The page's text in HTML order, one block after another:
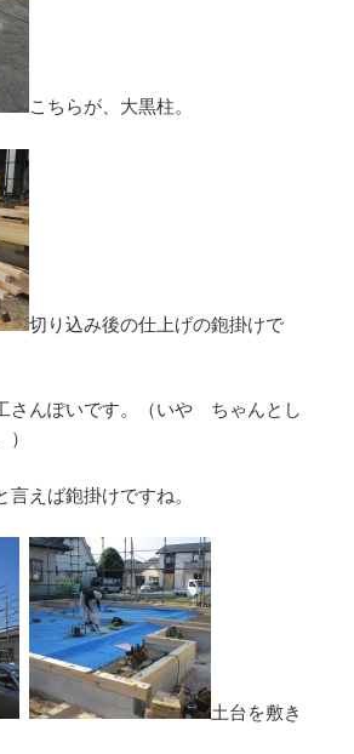
こちらが、大黒柱。
切り込み後の仕上げの鉋掛けで
んぽいです。（いや ちゃんとし
えば鉋掛けですね。
土台を敷き